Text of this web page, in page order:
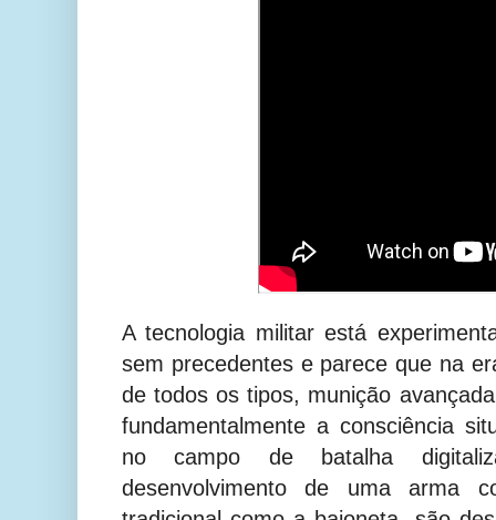
A tecnologia militar está
sem precedentes e parece que na
de todos os tipos, munição
fundamentalmente a consciência
no campo de batalha
desenvolvimento de uma arma